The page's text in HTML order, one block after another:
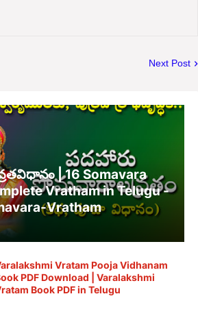
Next Post
| 16 Somavara
Vratham in Telugu -
Vratham
Vratam Pooja Vidhanam
PDF Download | Varalakshmi
Book PDF in Telugu